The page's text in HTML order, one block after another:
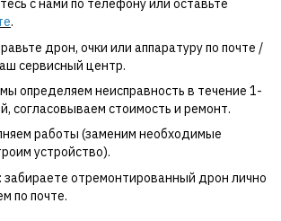
с нами по телефону или оставьте
.
дрон, очки или аппаратуру по почте /
сервисный центр.
определяем неисправность в течение 1-
согласовываем стоимость и ремонт.
работы (заменим необходимые
устройство).
отремонтированный дрон лично
по почте.